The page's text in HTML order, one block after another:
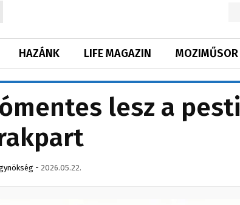
HAZÁNK LIFE MAGAZIN MOZIMŰSOR
lesz a pesti
- 2026.05.22.